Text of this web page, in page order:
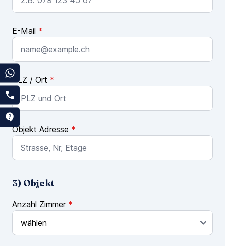
E-Mail *
PLZ / Ort *
Objekt Adresse *
3) Objekt
Anzahl Zimmer *